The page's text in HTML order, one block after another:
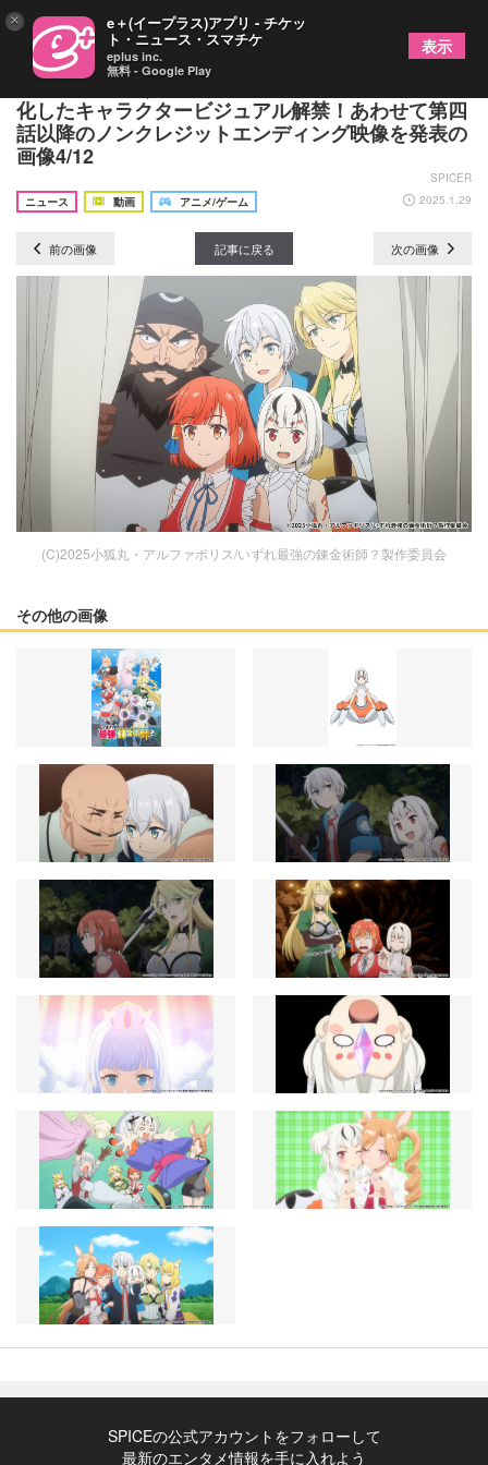
TVアニメ『いずれ最強の錬金術師？』カエデが進
化したキャラクタービジュアル解禁！あわせて第四
話以降のノンクレジットエンディング映像を発表の
画像4/12
SPICER
ニュース
動画 アニメ/ゲーム 2025.1.29
前の画像 記事に戻る 次の画像
(C)2025小狐丸・アルファポリス/いずれ最強の錬金術師？製作委員会
その他の画像
SPICEの公式アカウントをフォローして
最新のエンタメ情報を手に入れよう
× e＋(イープラス)アプリ - チケッ
ト・ニュース・スマチケ
eplus inc.
無料 - Google Play
表示